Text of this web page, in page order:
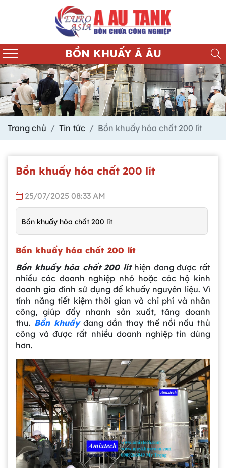
BỒN KHUẤY Á ÂU
Trang chủ Tin tức Bồn khuấy hóa chất 200 lít
Bồn khuấy hóa chất 200 lít
25/07/2025 08:33 AM
Bồn khuấy hóa chất 200 lít
Bồn khuấy hóa chất 200 lít
Bồn khuấy hóa chất 200 lít hiện đang được rất
nhiều các doanh nghiệp nhỏ hoặc các hộ kinh
doanh gia đình sử dụng để khuấy nguyên liệu. Vì
tính năng tiết kiệm thời gian và chi phí và nhân
công, giúp đẩy nhanh sản xuất, tăng doanh
thu. Bồn khuấyđang dần thay thế nồi nấu thủ
công và được rất nhiều doanh nghiệp tin dùng
hơn.